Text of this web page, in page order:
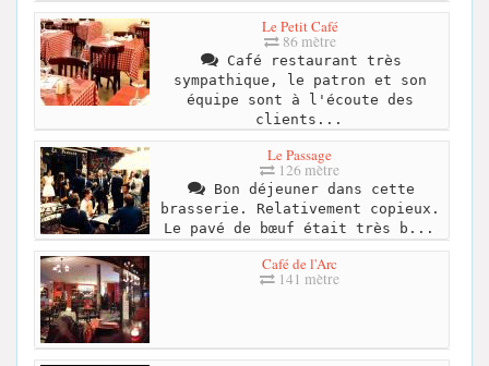
Le Petit Café
86 mètre
Café restaurant très
sympathique, le patron et son
équipe sont à l'écoute des
clients...
Le Passage
126 mètre
Bon déjeuner dans cette
brasserie. Relativement copieux.
Le pavé de bœuf était très b...
Café de l'Arc
141 mètre